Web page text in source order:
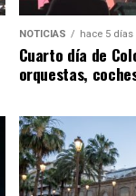
NOTICIAS hace 5 días
Cuarto día de
orquestas,